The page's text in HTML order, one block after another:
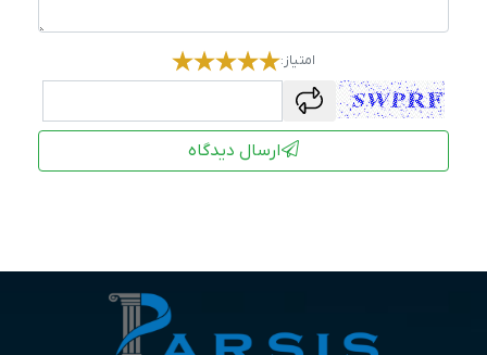
امتیاز:
captcha
ارسال دیدگاه